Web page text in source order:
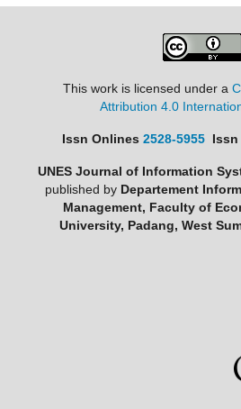
This work is licensed under a
Attribution 4.0
Issn Onlines 2528-5955 Issn
UNES Journal of Information
published byDepartement
Management, Faculty of
University, Padang, West